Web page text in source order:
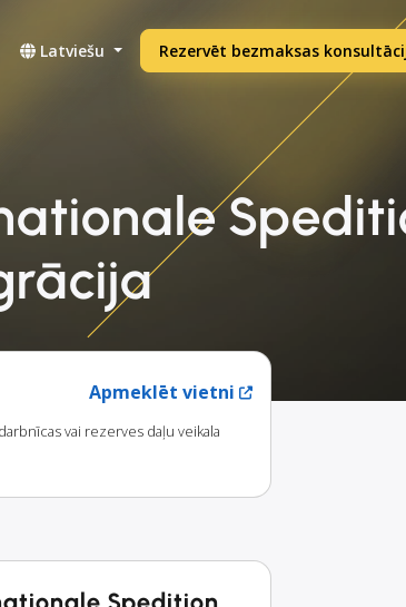
Latviešu Rezervēt bezmaksas
Apmeklēt vietni
vai rezerves daļu veikala